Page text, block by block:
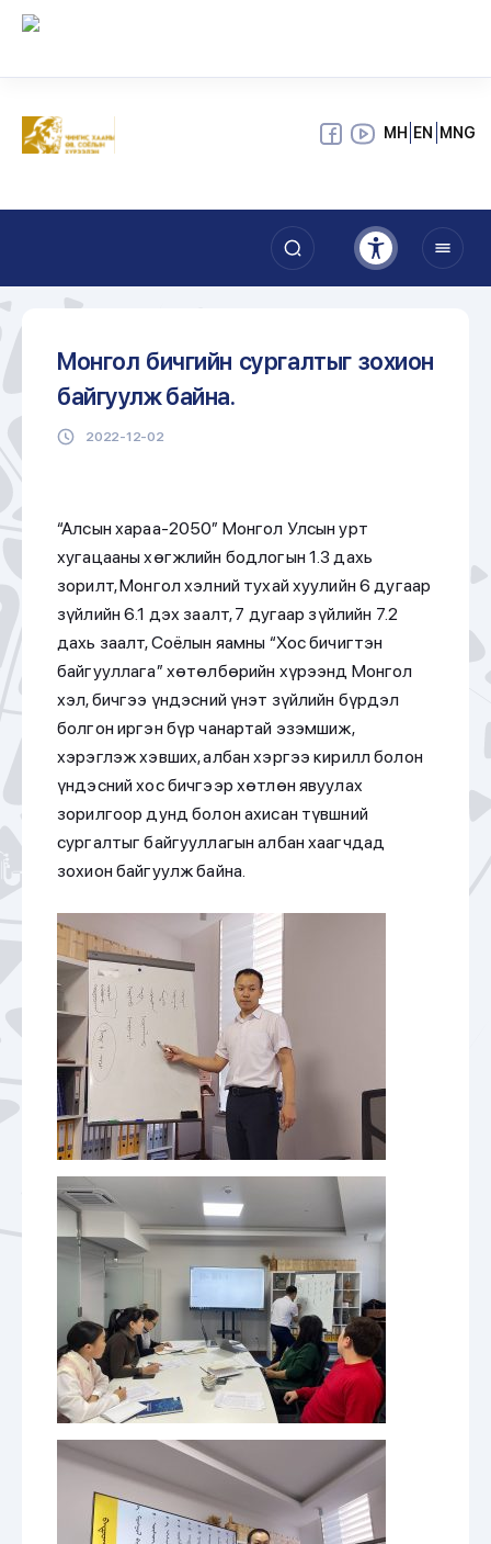
МН EN MNG
Монгол бичгийн сургалтыг зохион
байгуулж байна.
2022-12-02
“Алсын хараа-2050” Монгол Улсын урт
хугацааны хөгжлийн бодлогын 1.3 дахь
зорилт, Монгол хэлний тухай хуулийн 6 дугаар
зүйлийн 6.1 дэх заалт, 7 дугаар зүйлийн 7.2
дахь заалт, Соёлын яамны “Хос бичигтэн
байгууллага” хөтөлбөрийн хүрээнд Монгол
хэл, бичгээ үндэсний үнэт зүйлийн бүрдэл
болгон иргэн бүр чанартай эзэмшиж,
хэрэглэж хэвших, албан хэргээ кирилл болон
үндэсний хос бичгээр хөтлөн явуулах
зорилгоор дунд болон ахисан түвшний
сургалтыг байгууллагын албан хаагчдад
зохион байгуулж байна.